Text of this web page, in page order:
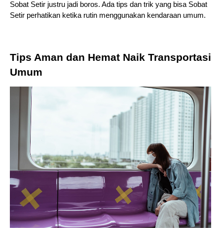
Sobat Setir justru jadi boros. Ada tips dan trik yang bisa Sobat
Setir perhatikan ketika rutin menggunakan kendaraan umum.
Tips Aman dan Hemat Naik Transportasi
Umum